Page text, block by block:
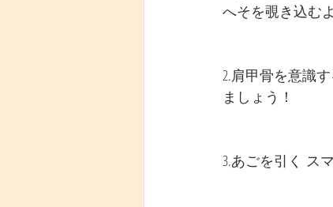
へそを覗き込む
2.肩甲骨を意識
ましょう！
3.あごを引く ス